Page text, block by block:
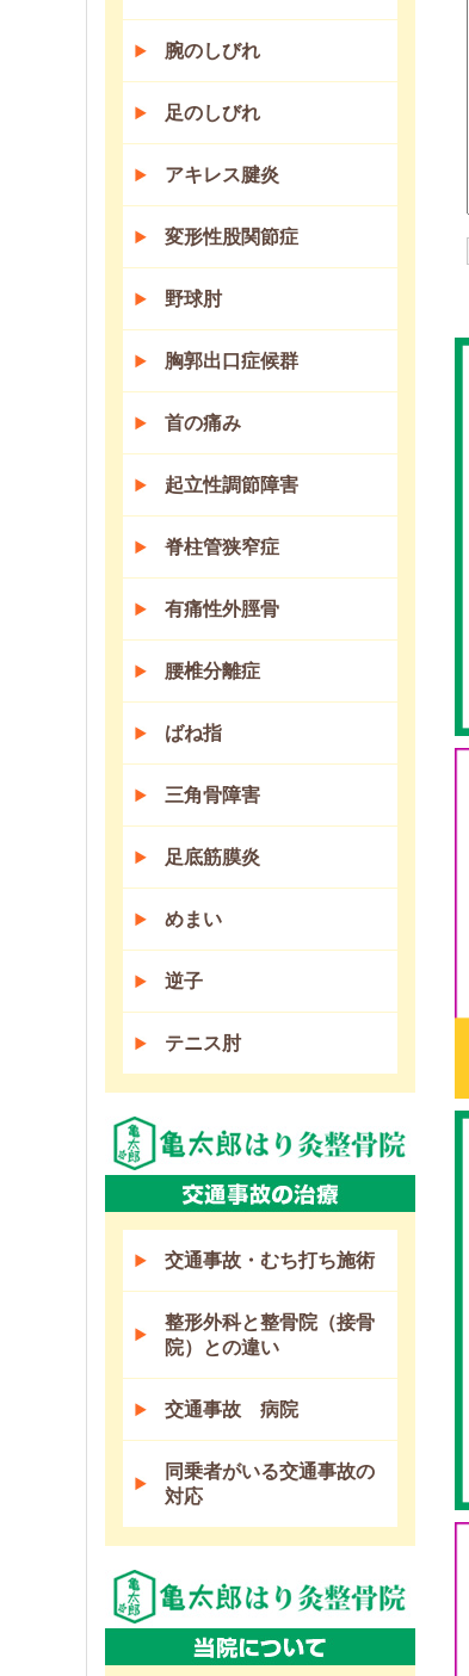
腕のしびれ
足のしびれ
アキレス腱炎
変形性股関節症
野球肘
胸郭出口症候群
首の痛み
起立性調節障害
脊柱管狭窄症
有痛性外脛骨
腰椎分離症
ばね指
三角骨障害
足底筋膜炎
めまい
逆子
テニス肘
交通事故・むち打ち施術
整形外科と整骨院（接骨
院）との違い
交通事故 病院
同乗者がいる交通事故の
対応